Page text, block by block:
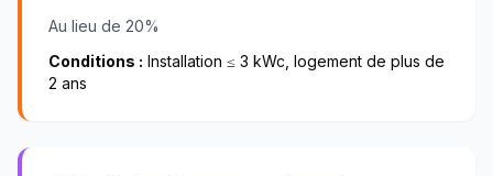
Au lieu de 20%
Conditions : Installation ≤ 3 kWc, logement de plus de
2 ans